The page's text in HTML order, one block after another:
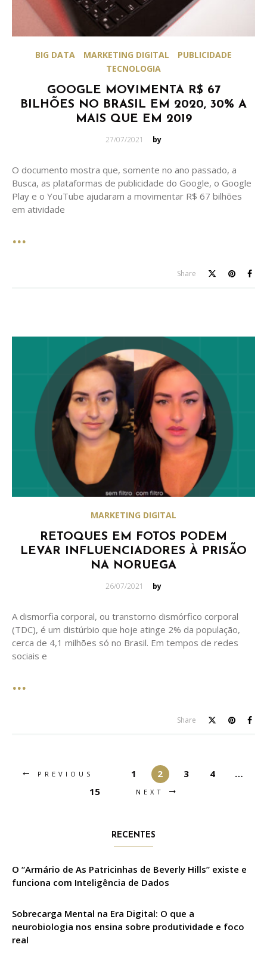
BIG DATA MARKETING DIGITAL
PUBLICIDADE
TECNOLOGIA
GOOGLE MOVIMENTA R$ 67
BILHÕES NO BRASIL EM 2020, 30% A
MAIS QUE EM 2019
Posted
27/07/2021 by
O documento mostra que, somente no ano passado, a
Busca, as plataformas de publicidade do Google, o Google
Play e o YouTube ajudaram a movimentar R$ 67 bilhões
em atividade
Share
MARKETING DIGITAL
RETOQUES EM FOTOS PODEM
LEVAR INFLUENCIADORES À PRISÃO
NA NORUEGA
Posted
26/07/2021 by
A dismorfia corporal, ou transtorno dismórfico corporal
(TDC), é um distúrbio que hoje atinge 2% da população,
cerca de 4,1 milhões só no Brasil. Em tempos de redes
sociais e
Share
PREVIOUS 1 2 3 4
…
15
NEXT
RECENTES
O “Armário de As Patricinhas de Beverly Hills” existe e
funciona com Inteligência de Dados
Sobrecarga Mental na Era Digital: O que a
neurobiologia nos ensina sobre produtividade e foco
real